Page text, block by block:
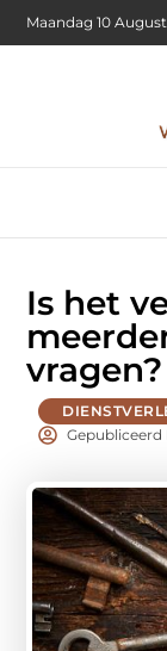
Maandag 10
Is het
vragen?
Gepubliceerd